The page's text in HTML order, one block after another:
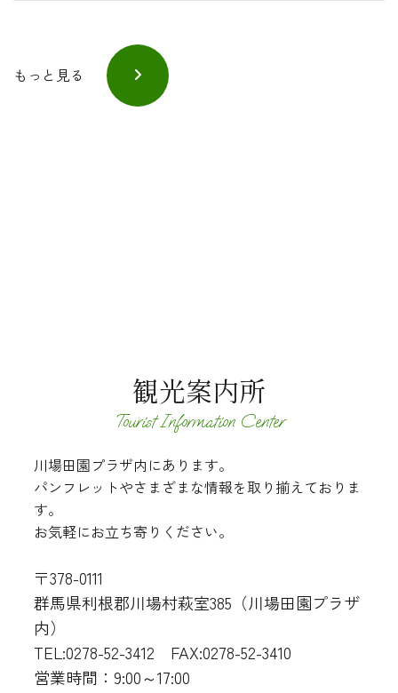
もっと見る
観光案内所
Tourist Information Center
川場田園プラザ内にあります。
パンフレットやさまざまな情報を取り揃えておりま
す。
お気軽にお立ち寄りください。
〒378-0111
群馬県利根郡川場村萩室385（川場田園プラザ
内）
TEL:0278-52-3412 FAX:0278-52-3410
営業時間：9:00～17:00